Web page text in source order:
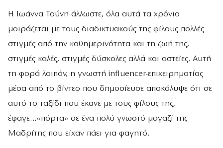
Η Ιωάννα Τούνη άλλωστε, όλα αυτά τα χρόνια
μοιράζεται με τους διαδικτυακούς της φίλους πολλές
στιγμές από την καθημερινότητα και τη ζωή της,
στιγμές καλές, στιγμές δύσκολες αλλά και αστείες. Αυτή
τη φορά λοιπόν, η γνωστή influencer-επιχειρηματίας
μέσα από το βίντεο που δημοσίευσε αποκάλυψε ότι σε
αυτό το ταξίδι που έκανε με τους φίλους της,
έφαγε…«πόρτα» σε ένα πολύ γνωστό μαγαζί της
Μαδρίτης που είχαν πάει για φαγητό.